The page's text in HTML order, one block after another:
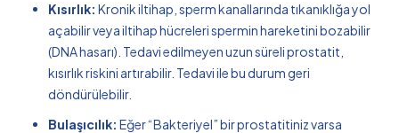
Kısırlık: Kronik iltihap, sperm kanallarında tıkanıklığa yol
açabilir veya iltihap hücreleri spermin hareketini bozabilir
(DNA hasarı). Tedavi edilmeyen uzun süreli prostatit,
kısırlık riskini artırabilir. Tedavi ile bu durum geri
döndürülebilir.
Bulaşıcılık: Eğer “Bakteriyel” bir prostatitiniz varsa